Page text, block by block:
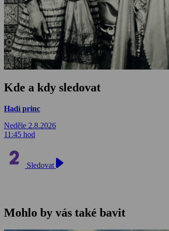
Kde a kdy sledovat
Hadí princ
Neděle 2.8.2026
11:45 hod
Sledovat
Mohlo by vás také bavit